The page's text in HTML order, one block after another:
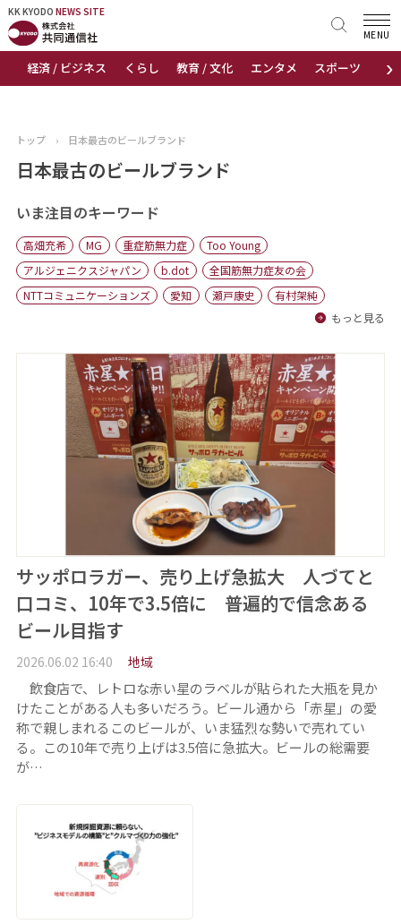
KK KYODO NEWS SITE
›
経済 / ビジネス くらし 教育 / 文化 エンタメ スポーツ 地域
MENU
KK KYODONEWS SITE
トップページ
ニュース
おすすめコンテンツ
出版物
会社概要
トップ › 日本最古のビールブランド
日本最古のビールブランド
いま注目のキーワード
高畑充希 MG 重症筋無力症
Too Young
アルジェニクスジャパン
b.dot
全国筋無力症友の会
NTTコミュニケーションズ
愛知 瀬戸康史
有村架純
もっと見る
サッポロラガー、売り上げ急拡大 人づてと
口コミ、10年で3.5倍に 普遍的で信念ある
ビール目指す
2026.06.02 16:40 地域
飲食店で、レトロな赤い星のラベルが貼られた大瓶を見か
けたことがある人も多いだろう。ビール通から「赤星」の愛
称で親しまれるこのビールが、いま猛烈な勢いで売れてい
る。この10年で売り上げは3.5倍に急拡大。ビールの総需要
が…